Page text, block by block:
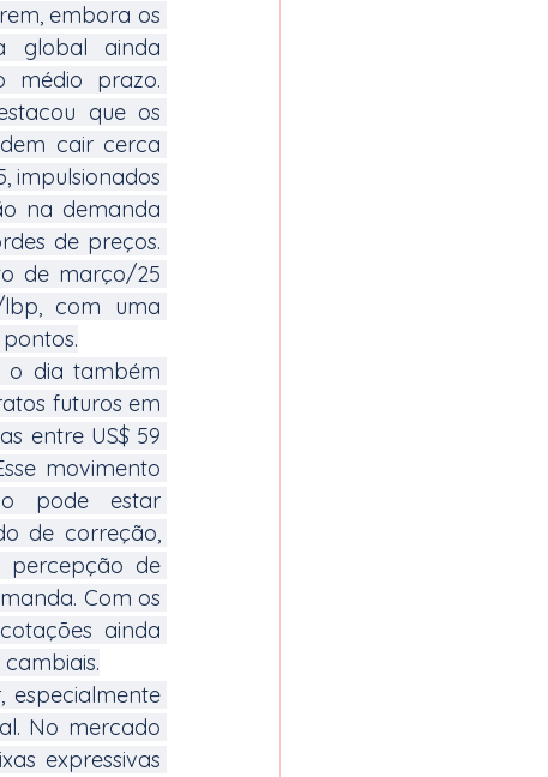
embora os
global ainda
médio prazo.
que os
cair cerca
impulsionados
na demanda
de preços.
de março/25
lbp, com uma
pontos.
o dia também
futuros em
entre US$ 59
movimento
pode estar
de correção,
percepção de
Com os
ainda
especialmente
No mercado
expressivas